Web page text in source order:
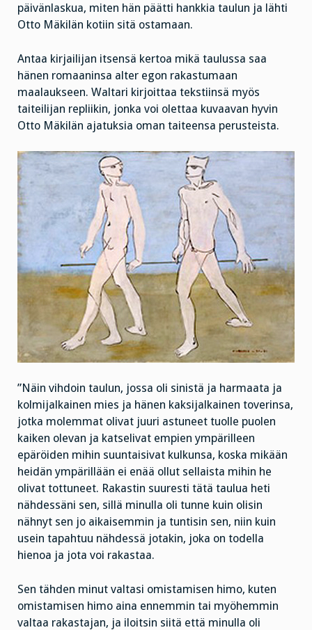
päivänlaskua, miten hän päätti hankkia taulun ja lähti
Otto Mäkilän kotiin sitä ostamaan.
Antaa kirjailijan itsensä kertoa mikä taulussa saa
hänen romaaninsa alter egon rakastumaan
maalaukseen. Waltari kirjoittaa tekstiinsä myös
taiteilijan repliikin, jonka voi olettaa kuvaavan hyvin
Otto Mäkilän ajatuksia oman taiteensa perusteista.
”Näin vihdoin taulun, jossa oli sinistä ja harmaata ja
kolmijalkainen mies ja hänen kaksijalkainen toverinsa,
jotka molemmat olivat juuri astuneet tuolle puolen
kaiken olevan ja katselivat empien ympärilleen
epäröiden mihin suuntaisivat kulkunsa, koska mikään
heidän ympärillään ei enää ollut sellaista mihin he
olivat tottuneet. Rakastin suuresti tätä taulua heti
nähdessäni sen, sillä minulla oli tunne kuin olisin
nähnyt sen jo aikaisemmin ja tuntisin sen, niin kuin
usein tapahtuu nähdessä jotakin, joka on todella
hienoa ja jota voi rakastaa.
Sen tähden minut valtasi omistamisen himo, kuten
omistamisen himo aina ennemmin tai myöhemmin
valtaa rakastajan, ja iloitsin siitä että minulla oli